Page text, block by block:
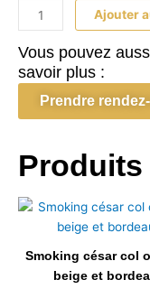
quantité
de
Smoking
le
Baron
bleu
Ajouter
Vous pouvez
savoir plus :
Prendre
Smoking césar col
beige et